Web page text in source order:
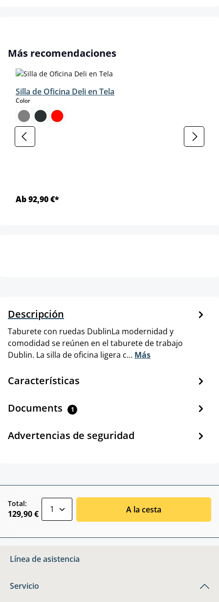
Omitir la galería de productos
Más recomendaciones
Silla de Oficina Deli en Tela
Colorselect
Ab 92,90 €*
Descripción
Taburete con ruedas DublinLa modernidad y
comodidad se reúnen en el taburete de trabajo
Dublin. La silla de oficina ligera c… Más
Características
Documents 1
Advertencias de seguridad
Total:
129,90 € A la cesta
Línea de asistencia
Servicio